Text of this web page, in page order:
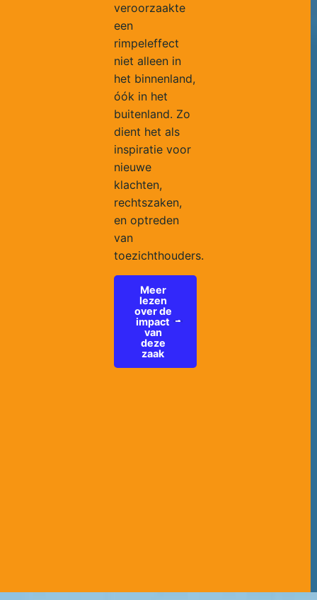
veroorzaakte
een
rimpeleffect
niet alleen in
het binnenland,
óók in het
buitenland. Zo
dient het als
inspiratie voor
nieuwe
klachten,
rechtszaken,
en optreden
van
toezichthouders.
Meer
lezen
over de
impact
van
deze
zaak